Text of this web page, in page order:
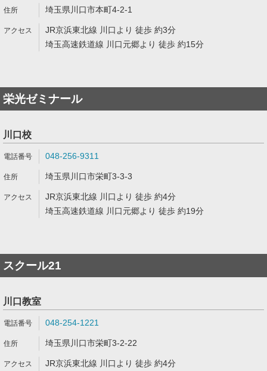
埼玉県川口市本町4-2-1
JR京浜東北線 川口より 徒歩 約3分
埼玉高速鉄道線 川口元郷より 徒歩 約15分
栄光ゼミナール
川口校
048-256-9311
埼玉県川口市栄町3-3-3
JR京浜東北線 川口より 徒歩 約4分
埼玉高速鉄道線 川口元郷より 徒歩 約19分
スクール21
川口教室
048-254-1221
埼玉県川口市栄町3-2-22
JR京浜東北線 川口より 徒歩 約4分